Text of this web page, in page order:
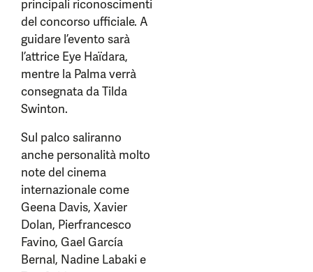
principali riconoscimenti
del concorso ufficiale. A
guidare l’evento sarà
l’attrice Eye Haïdara,
mentre la Palma verrà
consegnata da Tilda
Swinton.
Sul palco saliranno
anche personalità molto
note del cinema
internazionale come
Geena Davis, Xavier
Dolan, Pierfrancesco
Favino, Gael García
Bernal, Nadine Labaki e